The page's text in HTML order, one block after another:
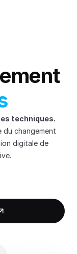
techniques.
du changement
digitale de